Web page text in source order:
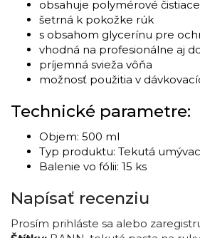
obsahuje polymérové
šetrná k pokožke rúk
s obsahom glycerínu pre
vhodná na profesionálne aj
príjemná svieža vôňa
možnosť použitia v
Technické parametre:
Objem: 500 ml
Typ produktu: Tekutá
Balenie vo fólii: 15 ks
Napísať recenziu
Prosím prihláste sa alebo